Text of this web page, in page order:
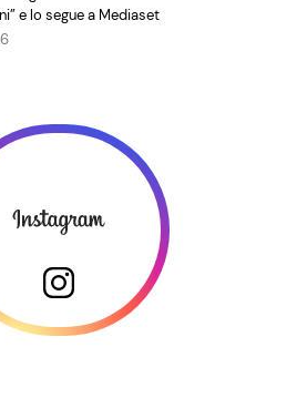
e lo segue a Mediaset